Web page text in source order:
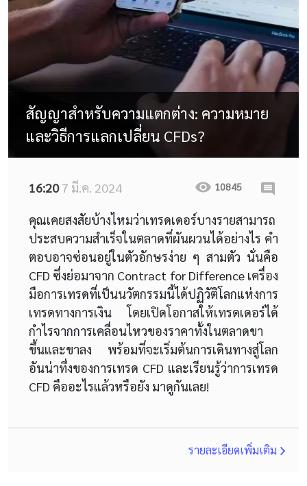
สัญญาสำหรับความแตกต่าง: ความหมาย
และวิธีการแลกเปลี่ยน CFDs?
16:207 มี.ค. 2024 10845
คุณเคยสงสัยบ้างไหมว่าเทรดเดอร์บางรายสามารถ
ประสบความสำเร็จในตลาดที่ผันผวนได้อย่างไร คำ
ตอบอาจซ่อนอยู่ในตัวอักษรง่าย ๆ สามตัว นั่นคือ
CFD ซึ่งย่อมาจาก Contract for Difference เครื่อง
มือการเทรดที่เป็นนวัตกรรมนี้ได้ปฏิวัติโลกแห่งการ
เทรดทางการเงิน โดยเปิดโอกาสให้เทรดเดอร์ได้
กำไรจากการเคลื่อนไหวของราคาทั้งในตลาดขา
ขึ้นและขาลง พร้อมที่จะเริ่มต้นการเดินทางสู่โลก
อันน่าทึ่งของการเทรด CFD และเรียนรู้ว่าการเทรด
CFD คืออะไรแล้วหรือยัง มาดูกันเลย!
รายละเอียดเพิ่มเติม